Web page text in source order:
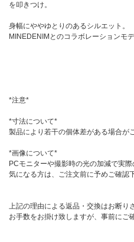
を叩きつけ。
身幅にややゆとりのあるシルエット。
MINEDENIMとのコラボレーションモデ
*注意*
*寸法について*
製品により若干の個体差がある場合が
*画像について*
PCモニターや撮影時の光の加減で実
気になる方は、ご注文前に予めご確認
上記の理由による返品・交換はお断り
お手数をお掛け致しますが、事前にご